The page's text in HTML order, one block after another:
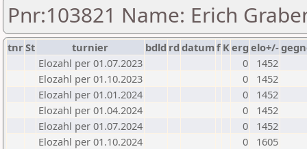
Pnr:103821 Name: Erich
tnrSt turnier bdld rd datumf Kerg elo+/-
Elozahl per 01.07.2023
0
1452
Elozahl per 01.10.2023
0
1452
Elozahl per 01.01.2024
0
1452
Elozahl per 01.04.2024
0
1452
Elozahl per 01.07.2024
0
1452
Elozahl per 01.10.2024
0
1605